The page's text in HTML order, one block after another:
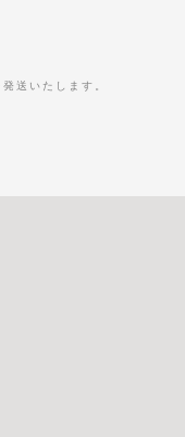
送いたします。